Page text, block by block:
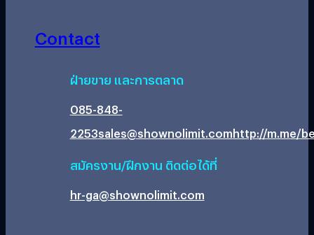
Contact
ฝ่ายขาย และการตลาด
085-848-
2253sales@shownolimit.comhttp://m.me/
สมัครงาน/ฝึกงาน ติดต่อได้ที่
hr-ga@shownolimit.com